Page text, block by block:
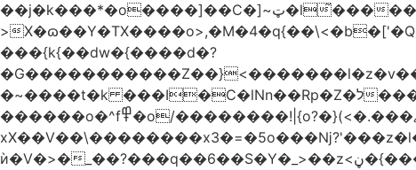
��j�k���*�o����]��C�]~ټ�l̃������7G��ß��ۻ�f�xڰ�}��泶���>Gkڏ����?ϥ���Ƿ��s�v��_��ߛ��?
>
���{k{��dw�{����d�?
�~����t�k ���I�C�lNn��Rp�Z�ל���iw�`]�_}X9��ᨰ��}���w_����ɏ�'�ߞϿ�����{�h}y��t�'�?�~����o��
������o�^f߾�o/��������!|{o?�}(<�.���ޖ�xV��׷������·݇����^��o��M.��΍���_�?���ӓ�O~]����
ѝ�V�>�_��?���q��6��S�Y�_>��z<ڼ�{���y�%�y���f���:ޚ���s8$ �z��o7?��.?����o��ߟ륳